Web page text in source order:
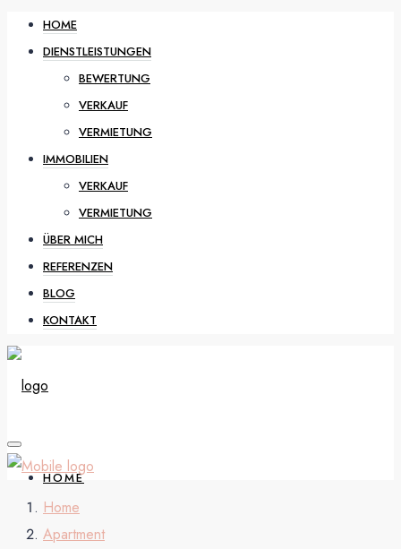
HOME
DIENSTLEISTUNGEN
BEWERTUNG
VERKAUF
VERMIETUNG
IMMOBILIEN
VERKAUF
VERMIETUNG
ÜBER MICH
REFERENZEN
BLOG
KONTAKT
HOME
Home
Apartment